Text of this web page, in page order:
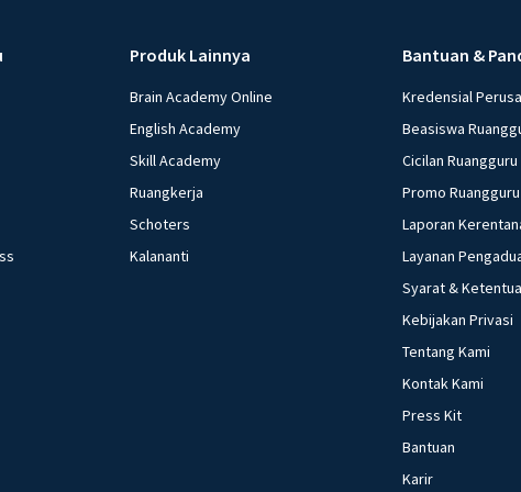
Produk Lainnya
Brain Academy Online
English Academy
Skill Academy
Ruangkerja
Schoters
Kalananti
Bantuan &
Kredensial
Beasiswa
Cicilan Ruangguru
Promo Ruangguru
Laporan
Layanan
Syarat &
Kebijakan Privasi
Tentang Kami
Kontak Kami
Press Kit
Bantuan
Karir